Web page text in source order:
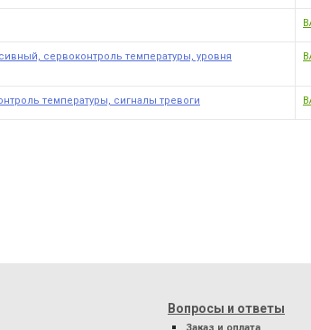
сервоконтроль температуры, уровня
температуры, сигналы тревоги
Вопросы и ответы